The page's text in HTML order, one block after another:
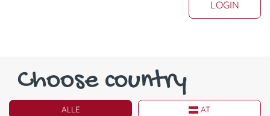
LOGIN
Choose country
ALLE AT